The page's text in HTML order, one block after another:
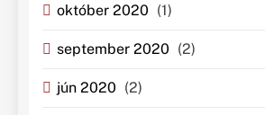
október 2020 (1)
september 2020 (2)
jún 2020 (2)